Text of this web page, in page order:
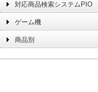
対応商品検索システムPIO
ゲーム機
商品別